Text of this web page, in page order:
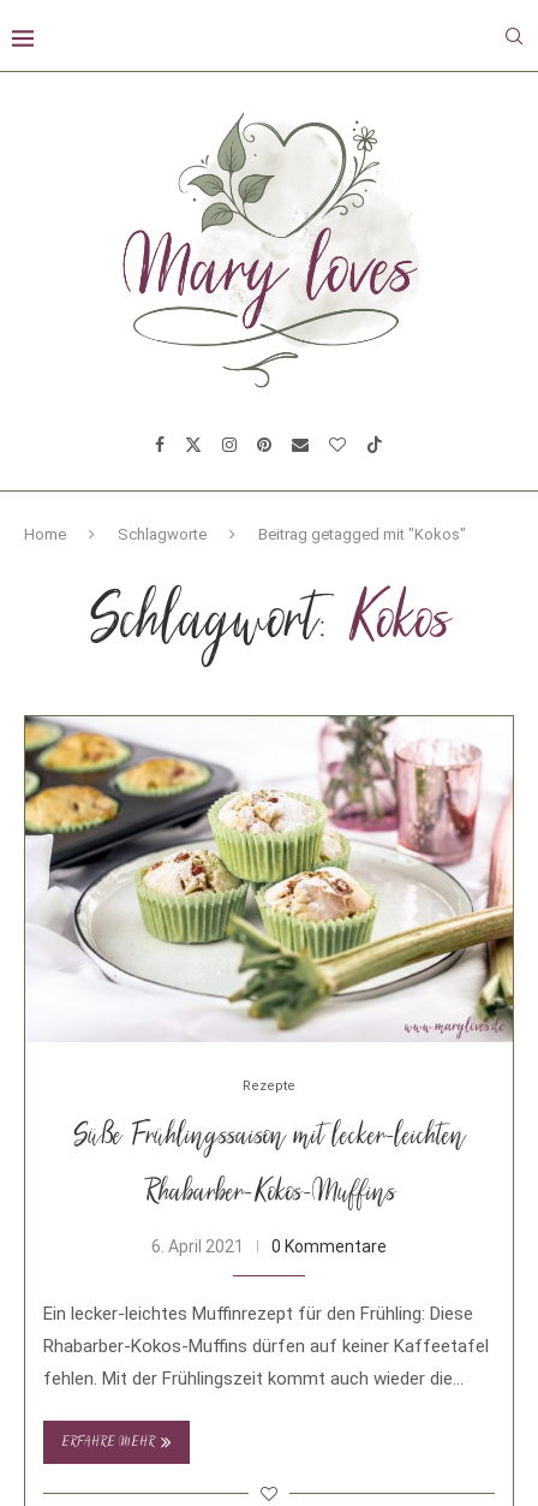
Home Schlagworte Beitrag getagged mit "Kokos"
Schlagwort:Kokos
Rezepte
Süße Frühlingssaison mit lecker-leichten
Rhabarber-Kokos-Muffins
6. April 2021 0 Kommentare
Ein lecker-leichtes Muffinrezept für den Frühling: Diese
Rhabarber-Kokos-Muffins dürfen auf keiner Kaffeetafel
fehlen. Mit der Frühlingszeit kommt auch wieder die
ERFAHRE MEHR